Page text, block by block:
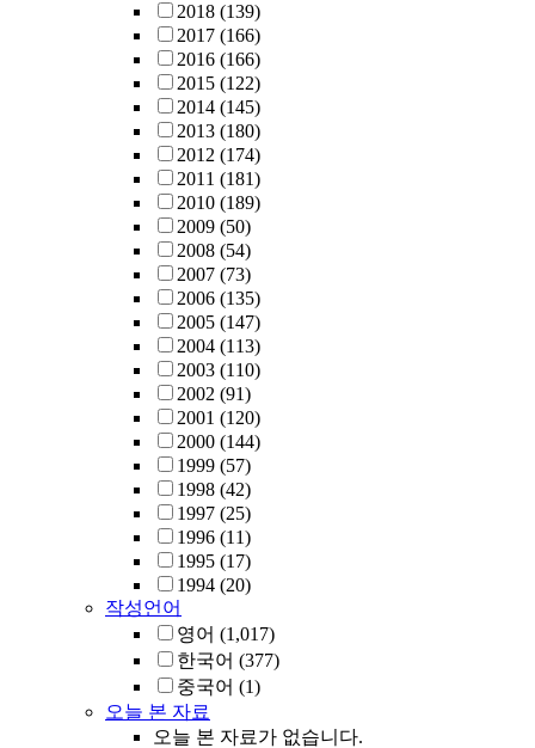
2018 (139)
2017 (166)
2016 (166)
2015 (122)
2014 (145)
2013 (180)
2012 (174)
2011 (181)
2010 (189)
2009 (50)
2008 (54)
2007 (73)
2006 (135)
2005 (147)
2004 (113)
2003 (110)
2002 (91)
2001 (120)
2000 (144)
1999 (57)
1998 (42)
1997 (25)
1996 (11)
1995 (17)
1994 (20)
작성언어
영어 (1,017)
한국어 (377)
중국어 (1)
오늘 본 자료
오늘 본 자료가 없습니다.